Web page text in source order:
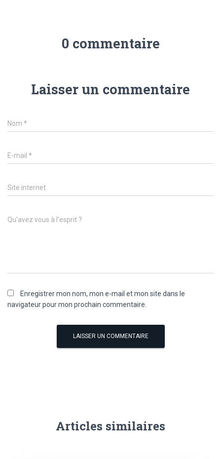
0 commentaire
Laisser un commentaire
Nom *
E-mail *
Site internet
Qu’avez vous à l’esprit ?
Enregistrer mon nom, mon e-mail et mon site dans le
navigateur pour mon prochain commentaire.
Articles similaires